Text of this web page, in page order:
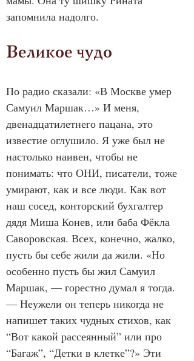
запомнила надолго.
Великое чудо
По радио сказали: «В Москве умер
Самуил Маршак…» И меня,
двенадцатилетнего пацана, это
известие оглушило. Я уже был не
настолько наивен, чтобы не
понимать: что ОНИ, писатели, тоже
умирают, как и все люди. Как вот
наш сосед, конторский бухгалтер
дядя Миша Конев, или баба Фёкла
Саворовская. Всех, конечно, жалко,
пусть бы себе жили да жили. «Но
особенно пусть бы жил Самуил
Маршак, — горестно думал я тогда.
— Неужели он теперь никогда не
напишет таких чудных стихов, как
“Вот какой рассеянный” или про
“Багаж”, “Детки в клетке”?» Эти